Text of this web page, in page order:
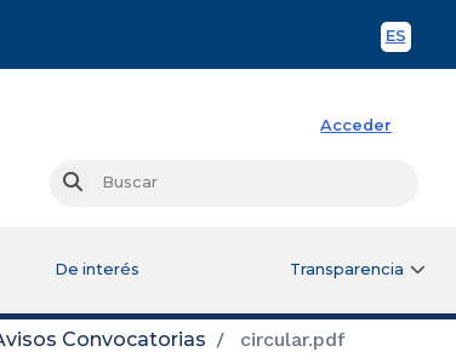
ES
Acceder
Buscar
De interés Transparencia
Convocatorias circular.pdf